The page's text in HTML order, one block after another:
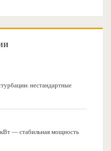
нестандартные
— стабильная мощность